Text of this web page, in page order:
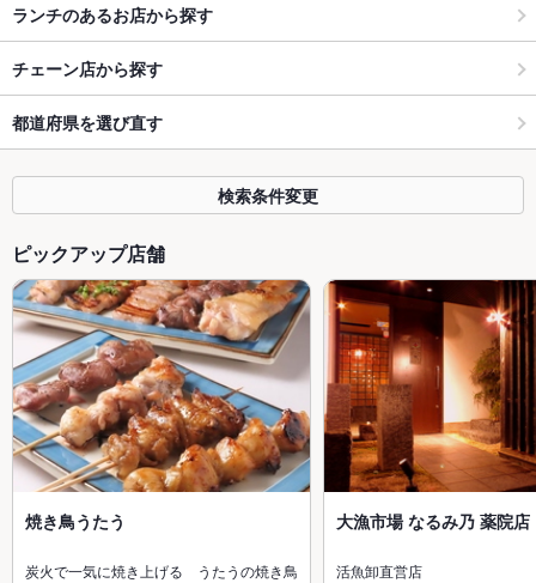
ランチのあるお店から探す
チェーン店から探す
都道府県を選び直す
検索条件変更
ピックアップ店舗
焼き鳥うたう
炭火で一気に焼き上げる うたうの焼き鳥
大漁市場 なるみ乃 薬院店
活魚卸直営店